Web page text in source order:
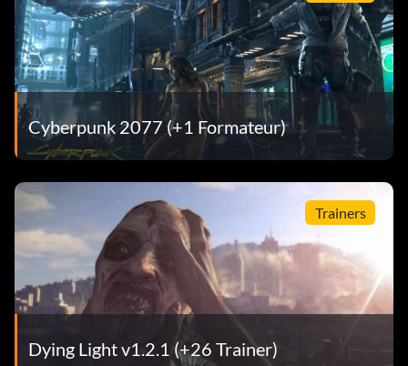
Cyberpunk 2077 (+1 Formateur)
Trainers
Dying Light v1.2.1 (+26 Trainer)